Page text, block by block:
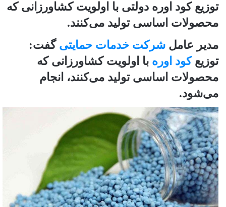
توزیع کود اوره دولتی با اولویت کشاورزانی که
محصولات اساسی تولید می‌کنند.
مدیر عامل شرکت خدمات حمایتی گفت:
توزیعکود اوره با اولویت کشاورزانی که
محصولات اساسی تولید می‌کنند، انجام
می‌شود.